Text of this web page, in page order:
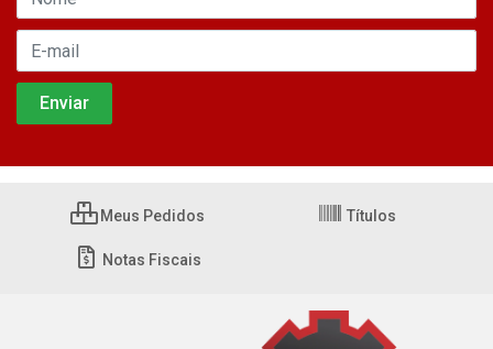
Meus Pedidos Títulos
Notas Fiscais